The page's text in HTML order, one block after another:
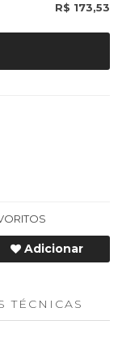
R$ 173,53
Adicionar
TÉCNICAS